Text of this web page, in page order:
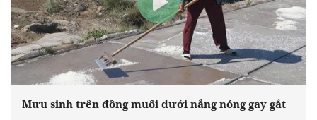
Mưu sinh trên đồng muối dưới nắng nóng gay gắt